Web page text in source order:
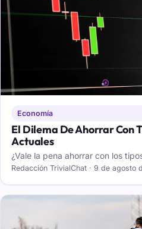
Economía
El Dilema De Ahorrar Con
Actuales
¿Vale la pena ahorrar con los
Redacción TrivialChat · 9 de agosto